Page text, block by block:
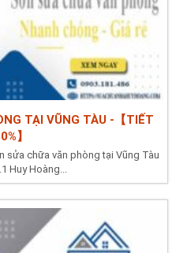
TẠI VŨNG TÀU -【TIẾT
】
sửa chữa văn phòng tại Vũng Tàu
Huy Hoàng...